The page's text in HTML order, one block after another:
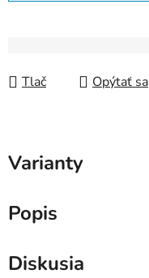
Tlač Opýtať sa
Varianty
Popis
Diskusia